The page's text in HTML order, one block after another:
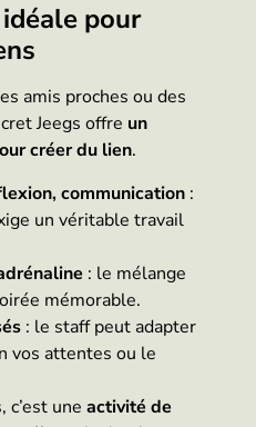
pour
amis proches ou des
Jeegs offre un
créer du lien.
communication :
un véritable travail
: le mélange
mémorable.
: le staff peut adapter
vos attentes ou le
c’est uneactivité de